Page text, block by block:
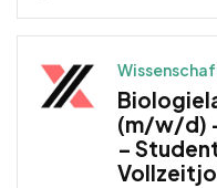
(m/w/d)
–